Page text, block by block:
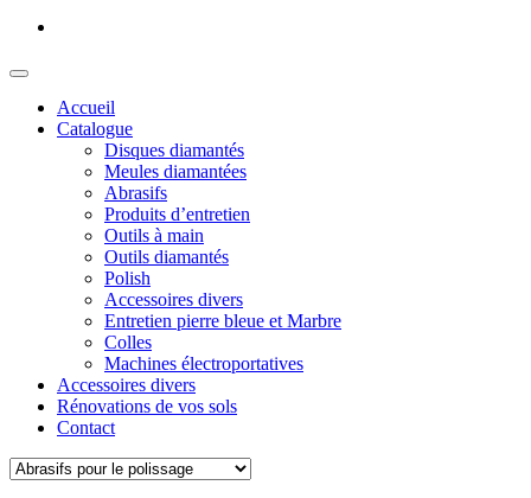
Accueil
Catalogue
Disques diamantés
Meules diamantées
Abrasifs
Produits d’entretien
Outils à main
Outils diamantés
Polish
Accessoires divers
Entretien pierre bleue et Marbre
Colles
Machines électroportatives
Accessoires divers
Rénovations de vos sols
Contact